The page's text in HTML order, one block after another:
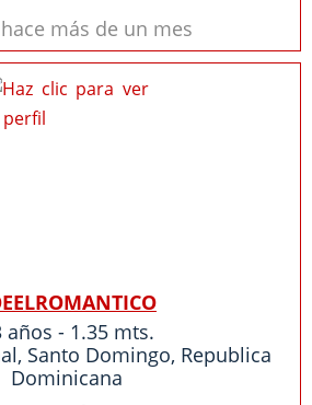
más de un mes
años - 1.35 mts.
, Santo Domingo, Republica
Dominicana